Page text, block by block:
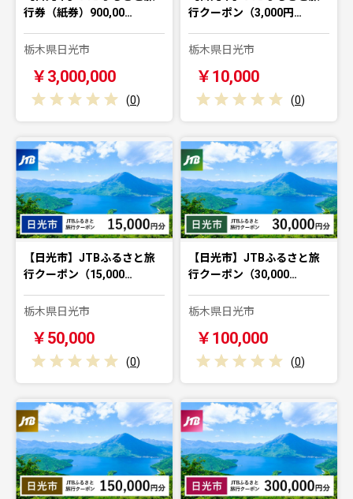
行券（紙券）900,00…
栃木県日光市
￥3,000,000
(0)
行クーポン（3,000円…
栃木県日光市
￥10,000
(0)
【日光市】JTBふるさと旅
行クーポン（15,000…
栃木県日光市
￥50,000
(0)
【日光市】JTBふるさと旅
行クーポン（30,000…
栃木県日光市
￥100,000
(0)